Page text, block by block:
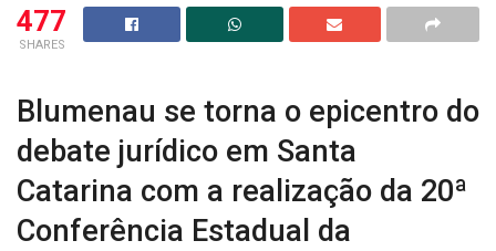
477
SHARES
Blumenau se torna o epicentro do
debate jurídico em Santa
Catarina com a realização da 20ª
Conferência Estadual da